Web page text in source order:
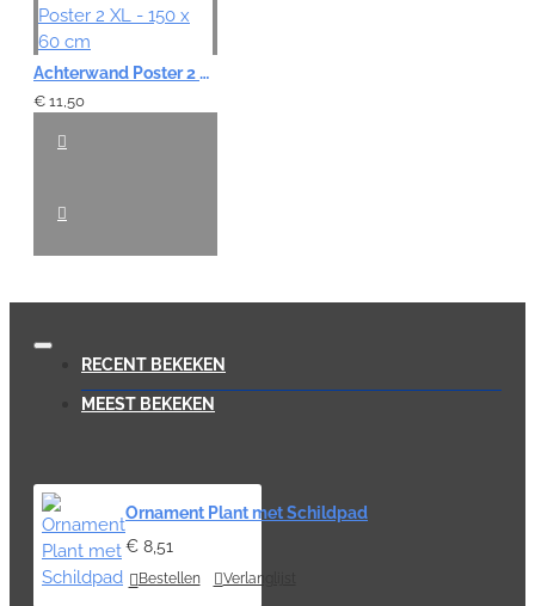
Achterwand Poster 2 XL - 150 x 60 cm
€ 11,50
RECENT BEKEKEN
MEEST BEKEKEN
Ornament Plant met Schildpad
€ 8,51
Bestellen Verlanglijst